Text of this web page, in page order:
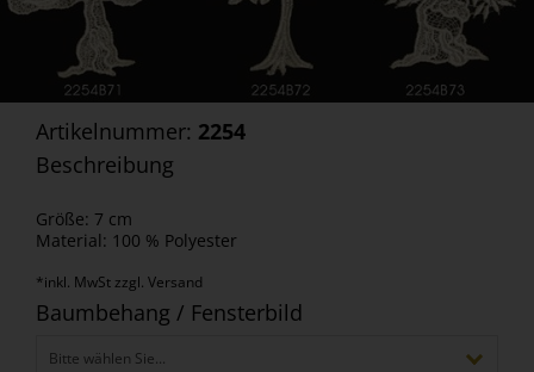
Artikelnummer: 2254
Beschreibung
Größe: 7 cm
Material: 100 % Polyester
*inkl. MwSt zzgl. Versand
Baumbehang / Fensterbild
Bitte wählen Sie... ▾